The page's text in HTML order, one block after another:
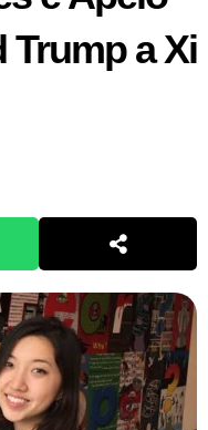
Trump a Xi